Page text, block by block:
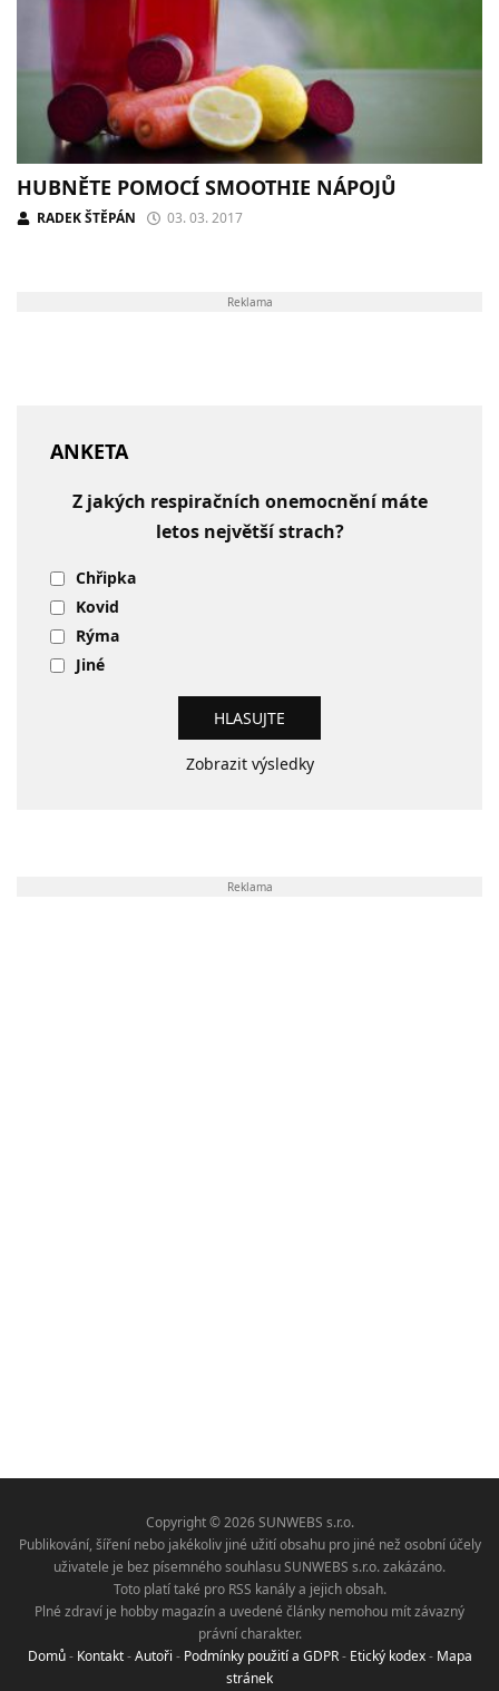
HUBNĚTE POMOCÍ SMOOTHIE NÁPOJŮ
RADEK ŠTĚPÁN 03. 03. 2017
Reklama
ANKETA
Z jakých respiračních onemocnění máte
letos největší strach?
Chřipka
Kovid
Rýma
Jiné
Zobrazit výsledky
Reklama
Copyright © 2026 SUNWEBS s.r.o.
Publikování, šíření nebo jakékoliv jiné užití obsahu pro jiné než osobní účely
uživatele je bez písemného souhlasu SUNWEBS s.r.o. zakázáno.
Toto platí také pro RSS kanály a jejich obsah.
Plné zdraví je hobby magazín a uvedené články nemohou mít závazný
právní charakter.
Domů- Kontakt-Autoři - Podmínky použití a GDPR- Etický kodex- Mapa
stránek